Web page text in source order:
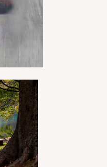
bezinnen
bezinnen
Franciscus